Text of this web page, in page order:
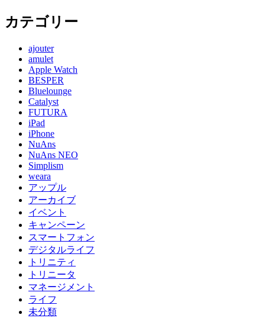
カテゴリー
ajouter
amulet
Apple Watch
BESPER
Bluelounge
Catalyst
FUTURA
iPad
iPhone
NuAns
NuAns NEO
Simplism
weara
アップル
アーカイブ
イベント
キャンペーン
スマートフォン
デジタルライフ
トリニティ
トリニータ
マネージメント
ライフ
未分類